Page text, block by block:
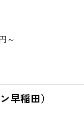
～
早稲田）